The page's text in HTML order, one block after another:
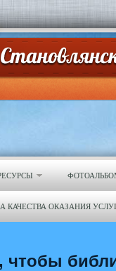
КАЧЕСТВА ОКАЗАНИЯ
чтобы